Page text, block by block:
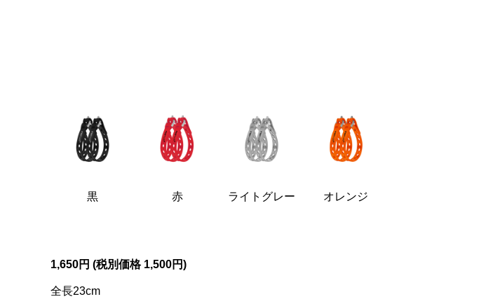
黒 赤 ライトグレー オレンジ
1,650円 (税別価格 1,500円)
全長23cm